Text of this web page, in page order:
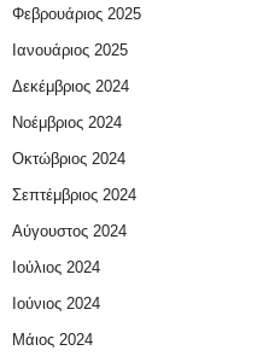
Φεβρουάριος 2025
Ιανουάριος 2025
Δεκέμβριος 2024
Νοέμβριος 2024
Οκτώβριος 2024
Σεπτέμβριος 2024
Αύγουστος 2024
Ιούλιος 2024
Ιούνιος 2024
Μάιος 2024